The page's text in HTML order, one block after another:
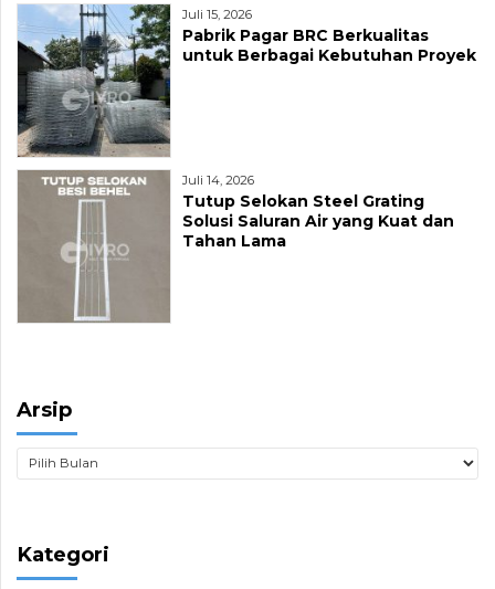
Juli 15, 2026
Pabrik Pagar BRC Berkualitas
untuk Berbagai Kebutuhan Proyek
Juli 14, 2026
Tutup Selokan Steel Grating
Solusi Saluran Air yang Kuat dan
Tahan Lama
Arsip
Kategori